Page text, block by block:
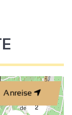
Anreise
2